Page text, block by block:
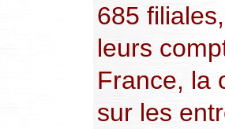
685
leurs
France, la
sur les